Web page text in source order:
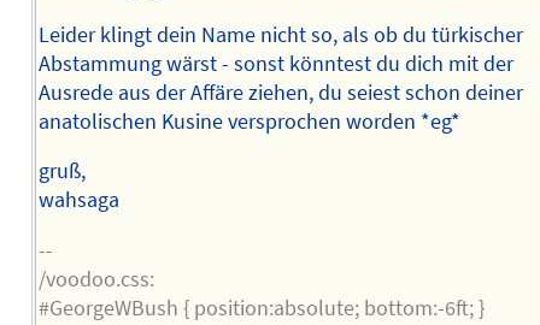
Leider klingt dein Name nicht so, als ob du türkischer
Abstammung wärst - sonst könntest du dich mit der
Ausrede aus der Affäre ziehen, du seiest schon deiner
anatolischen Kusine versprochen worden *eg*
gruß,
wahsaga
--
/voodoo.css:
#GeorgeWBush { position:absolute; bottom:-6ft; }